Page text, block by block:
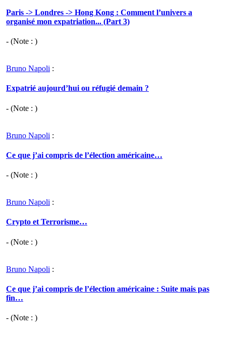
Paris -> Londres -> Hong Kong : Comment l’univers a
organisé mon expatriation... (Part 3)
- (Note : )
Bruno Napoli :
Expatrié aujourd’hui ou réfugié demain ?
- (Note : )
Bruno Napoli :
Ce que j’ai compris de l’élection américaine…
- (Note : )
Bruno Napoli :
Crypto et Terrorisme…
- (Note : )
Bruno Napoli :
Ce que j’ai compris de l’élection américaine : Suite mais pas
fin…
- (Note : )